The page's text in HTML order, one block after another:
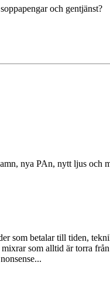
och gentjänst?
nya PAn, nytt ljus
som betalar till tiden,
som alltid är torra